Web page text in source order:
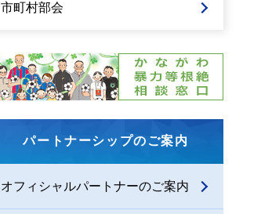
市町村部会
パートナーシップのご案内
オフィシャルパートナーのご案内